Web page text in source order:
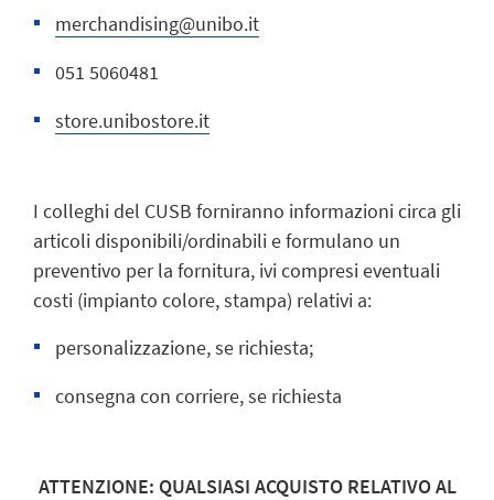
merchandising@unibo.it
051 5060481
store.unibostore.it
I colleghi del CUSB forniranno informazioni circa gli
articoli disponibili/ordinabili e formulano un
preventivo per la fornitura, ivi compresi eventuali
costi (impianto colore, stampa) relativi a:
personalizzazione, se richiesta;
consegna con corriere, se richiesta
ATTENZIONE: QUALSIASI ACQUISTO RELATIVO AL